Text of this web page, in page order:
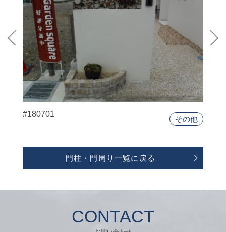
#180701
その他
門柱・門周り一覧に戻る
CONTACT